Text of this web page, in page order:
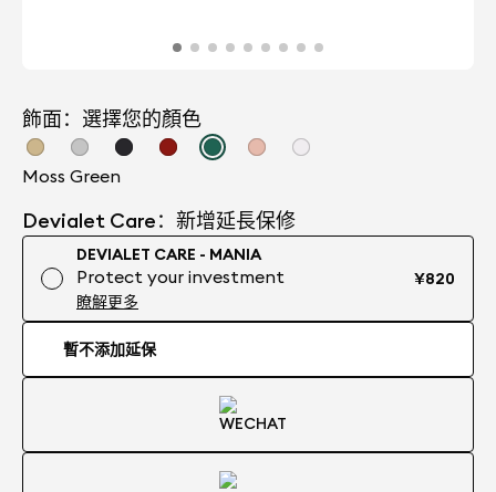
飾面：選擇您的顏色
Moss Green
Devialet Care：新增延長保修
DEVIALET CARE - MANIA
Protect your investment
瞭解更多
¥820
暫不添加延保